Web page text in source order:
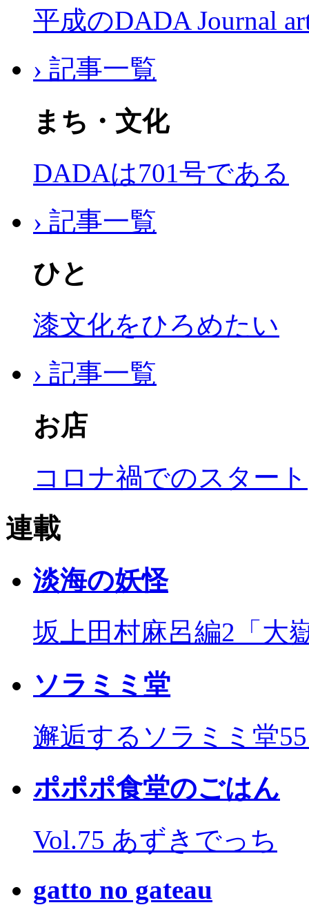
平成のDADA Journal
› 記事一覧
まち・文化
DADAは701号である
› 記事一覧
ひと
漆文化をひろめたい
› 記事一覧
お店
コロナ禍でのスタート
連載
淡海の妖怪
坂上田村麻呂編2「大
ソラミミ堂
邂逅するソラミミ堂
ポポポ食堂のごはん
Vol.75 あずきでっち
gatto no gateau